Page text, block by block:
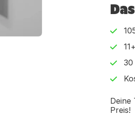
30
Deine
Preis!